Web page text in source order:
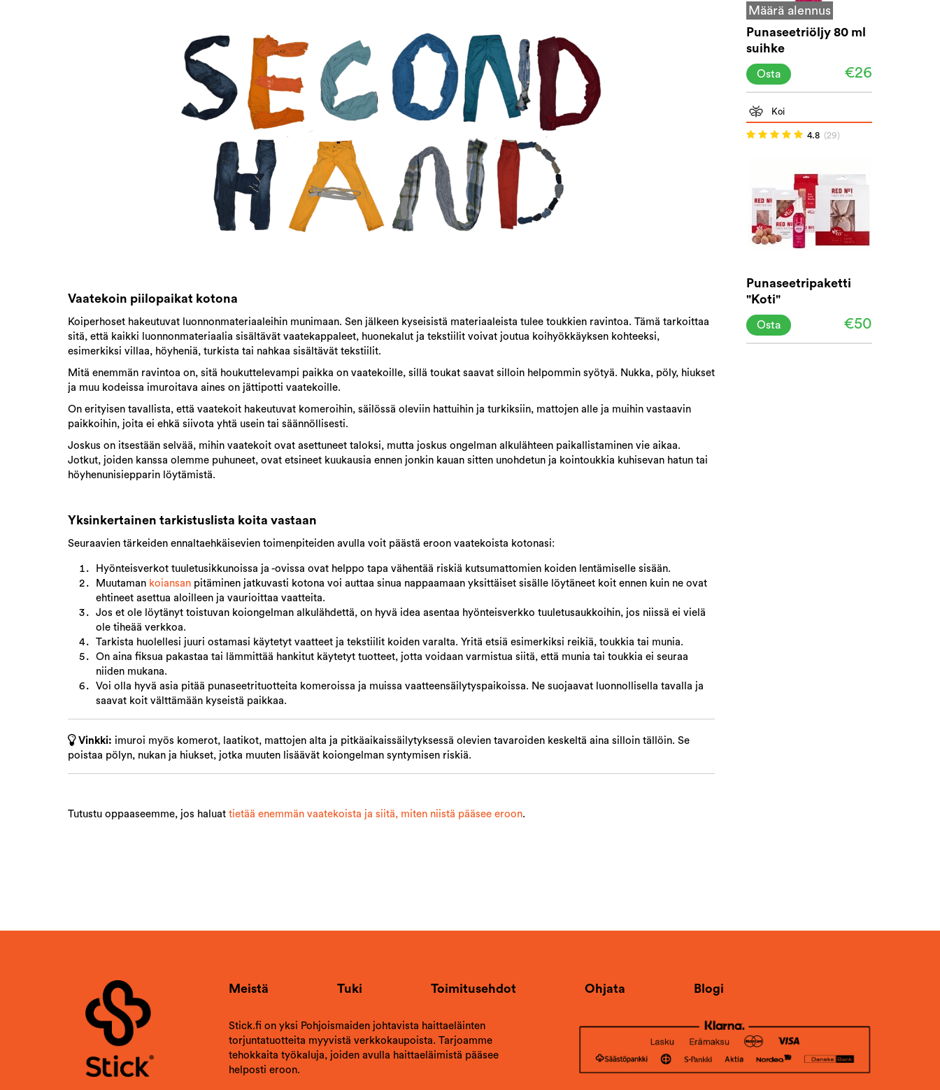
Määrä alennus
Punaseetriöljy 80 ml
suihke
€26
Osta
Koi
4.8 (29)
Punaseetripaketti
"Koti"
€50
Osta
Vaatekoin piilopaikat kotona
Koiperhoset hakeutuvat luonnonmateriaaleihin munimaan. Sen jälkeen kyseisistä materiaaleista tulee toukkien ravintoa. Tämä tarkoittaa
sitä, että kaikki luonnonmateriaalia sisältävät vaatekappaleet, huonekalut ja tekstiilit voivat joutua koihyökkäyksen kohteeksi,
esimerkiksi villaa, höyheniä, turkista tai nahkaa sisältävät tekstiilit.
Mitä enemmän ravintoa on, sitä houkuttelevampi paikka on vaatekoille, sillä toukat saavat silloin helpommin syötyä. Nukka, pöly, hiukset
ja muu kodeissa imuroitava aines on jättipotti vaatekoille.
On erityisen tavallista, että vaatekoit hakeutuvat komeroihin, säilössä oleviin hattuihin ja turkiksiin, mattojen alle ja muihin vastaavin
paikkoihin, joita ei ehkä siivota yhtä usein tai säännöllisesti.
Joskus on itsestään selvää, mihin vaatekoit ovat asettuneet taloksi, mutta joskus ongelman alkulähteen paikallistaminen vie aikaa.
Jotkut, joiden kanssa olemme puhuneet, ovat etsineet kuukausia ennen jonkin kauan sitten unohdetun ja kointoukkia kuhisevan hatun tai
höyhenunisiepparin löytämistä.
Yksinkertainen tarkistuslista koita vastaan
Seuraavien tärkeiden ennaltaehkäisevien toimenpiteiden avulla voit päästä eroon vaatekoista kotonasi:
Hyönteisverkot tuuletusikkunoissa ja -ovissa ovat helppo tapa vähentää riskiä kutsumattomien koiden lentämiselle sisään.
Muutaman koiansan pitäminen jatkuvasti kotona voi auttaa sinua nappaamaan yksittäiset sisälle löytäneet koit ennen kuin ne ovat
ehtineet asettua aloilleen ja vaurioittaa vaatteita.
Jos et ole löytänyt toistuvan koiongelman alkulähdettä, on hyvä idea asentaa hyönteisverkko tuuletusaukkoihin, jos niissä ei vielä
ole tiheää verkkoa.
Tarkista huolellesi juuri ostamasi käytetyt vaatteet ja tekstiilit koiden varalta. Yritä etsiä esimerkiksi reikiä, toukkia tai munia.
On aina fiksua pakastaa tai lämmittää hankitut käytetyt tuotteet, jotta voidaan varmistua siitä, että munia tai toukkia ei seuraa
niiden mukana.
Voi olla hyvä asia pitää punaseetrituotteita komeroissa ja muissa vaatteensäilytyspaikoissa. Ne suojaavat luonnollisella tavalla ja
saavat koit välttämään kyseistä paikkaa.
Vinkki: imuroi myös komerot, laatikot, mattojen alta ja pitkäaikaissäilytyksessä olevien tavaroiden keskeltä aina silloin tällöin. Se
poistaa pölyn, nukan ja hiukset, jotka muuten lisäävät koiongelman syntymisen riskiä.
Tutustu oppaaseemme, jos haluat tietää enemmän vaatekoista ja siitä, miten niistä pääsee eroon.
Meistä Tuki Toimitusehdot Ohjata Blogi
Stick.fi on yksi Pohjoismaiden johtavista haittaeläinten
torjuntatuotteita myyvistä verkkokaupoista. Tarjoamme
tehokkaita työkaluja, joiden avulla haittaeläimistä pääsee
helposti eroon.